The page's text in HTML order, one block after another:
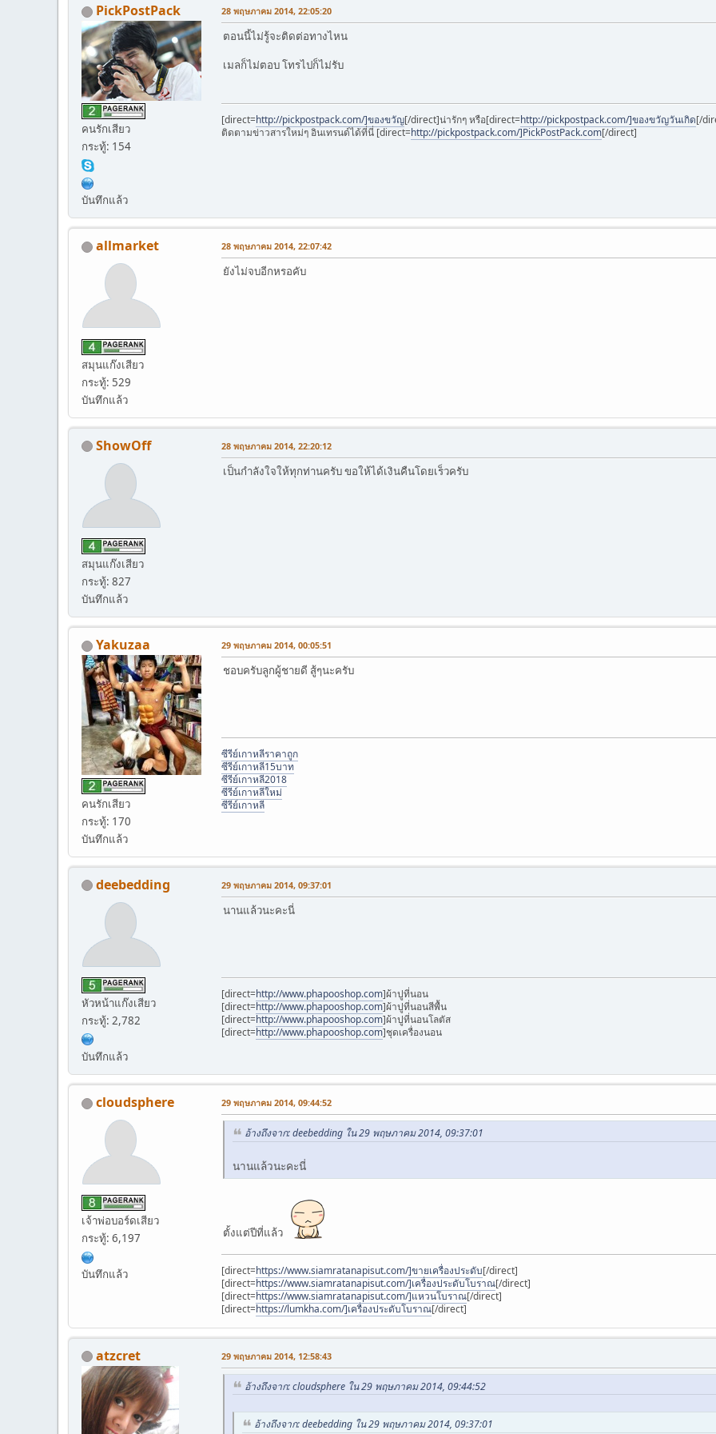
PickPostPack
คนรักเสียว
กระทู้: 154
บันทึกแล้ว
28 พฤษภาคม 2014, 22:05:20
ตอนนี้ไม่รู้จะติดต่อทางไหน
เมลก็ไม่ตอบ โทรไปก็ไม่รับ
[direct=http://pickpostpack.com/]ของขวัญ[/direct]น่ารักๆ หรือ[direct=http://pickpostpack.com/]ของขวัญวันเกิด[/
ติดตามข่าวสารใหม่ๆ อินเทรนด์ได้ที่นี่ [direct=http://pickpostpack.com/]PickPostPack.com[/direct]
allmarket
สมุนแก๊งเสียว
กระทู้: 529
บันทึกแล้ว
28 พฤษภาคม 2014, 22:07:42
ยังไม่จบอีกหรอคับ
ShowOff
สมุนแก๊งเสียว
กระทู้: 827
บันทึกแล้ว
28 พฤษภาคม 2014, 22:20:12
เป็นกำลังใจให้ทุกท่านครับ ขอให้ได้เงินคืนโดยเร็วครับ
Yakuzaa
คนรักเสียว
กระทู้: 170
บันทึกแล้ว
29 พฤษภาคม 2014, 00:05:51
ชอบครับลูกผู้ชายดี สู้ๆนะครับ
ซีรีย์เกาหลีราคาถูก
ซีรีย์เกาหลี15บาท
ซีรีย์เกาหลี2018
ซีรีย์เกาหลีใหม่
ซีรีย์เกาหลี
deebedding
หัวหน้าแก๊งเสียว
กระทู้: 2,782
บันทึกแล้ว
29 พฤษภาคม 2014, 09:37:01
นานแล้วนะคะนี่
[direct=http://www.phapooshop.com]ผ้าปูที่นอน
[direct=http://www.phapooshop.com]ผ้าปูที่นอนสีพื้น
[direct=http://www.phapooshop.com]ผ้าปูที่นอนโลตัส
[direct=http://www.phapooshop.com]ชุดเครื่องนอน
cloudsphere
เจ้าพ่อบอร์ดเสียว
กระทู้: 6,197
บันทึกแล้ว
29 พฤษภาคม 2014, 09:44:52
อ้างถึงจาก: deebedding ใน 29 พฤษภาคม 2014, 09:37:01
นานแล้วนะคะนี่
ตั้งแต่ปีที่แล้ว
[direct=https://www.siamratanapisut.com/]ขายเครื่องประดับ[/direct]
[direct=https://www.siamratanapisut.com/]เครื่องประดับโบราณ[/direct]
[direct=https://www.siamratanapisut.com/]แหวนโบราณ[/direct]
[direct=https://lumkha.com/]เครื่องประดับโบราณ[/direct]
atzcret 29 พฤษภาคม 2014, 12:58:43
อ้างถึงจาก: cloudsphere ใน 29 พฤษภาคม 2014, 09:44:52
อ้างถึงจาก: deebedding ใน 29 พฤษภาคม 2014, 09:37:01